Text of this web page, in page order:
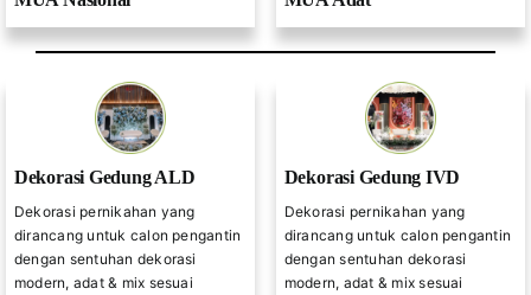
Dekorasi Gedung ALD
Dekorasi pernikahan yang
dirancang untuk calon pengantin
dengan sentuhan dekorasi
modern, adat & mix sesuai
Dekorasi Gedung IVD
Dekorasi pernikahan yang
dirancang untuk calon pengantin
dengan sentuhan dekorasi
modern, adat & mix sesuai